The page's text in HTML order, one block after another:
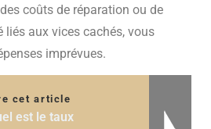
coûts de réparation ou de
liés aux vices cachés, vous
imprévues.
cet article
est le taux